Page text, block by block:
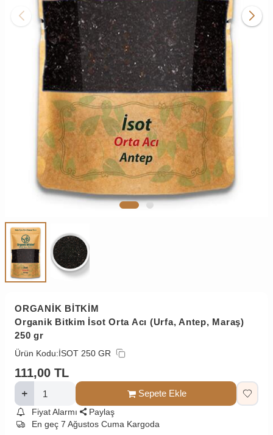
ORGANİK BİTKİM
Organik Bitkim İsot Orta Acı (Urfa, Antep, Maraş)
250 gr
Ürün Kodu:İSOT 250 GR
111,00 TL
Sepete Ekle
Fiyat Alarmı
Paylaş
En geç 7 Ağustos Cuma Kargoda